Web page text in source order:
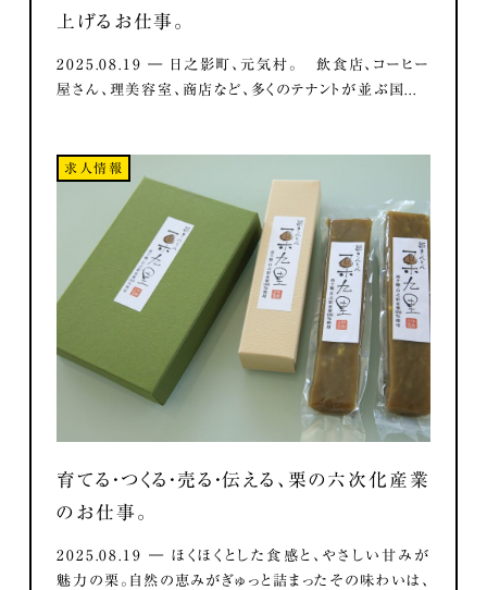
上げるお仕事。
2025.08.19 ― 日之影町、元気村。 飲食店、コーヒー
屋さん、理美容室、商店など、多くのテナントが並ぶ国...
求人情報
育てる・つくる・売る・伝える、栗の六次化産業
のお仕事。
2025.08.19 ― ほくほくとした食感と、やさしい甘みが
魅力の栗。自然の恵みがぎゅっと詰まったその味わいは、